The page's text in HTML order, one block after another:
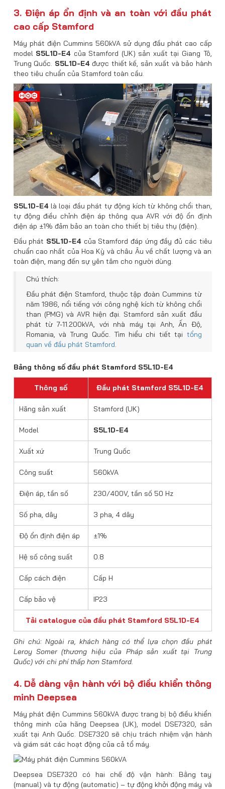
3. Điện áp ổn định và an toàn với đầu phát
cao cấp Stamford
Máy phát điện Cummins 560kVA sử dụng đầu phát cao cấp
model S5L1D-E4 của Stamford (UK) sản xuất tại Giang Tô,
Trung Quốc. S5L1D-E4được thiết kế, sản xuất và bảo hành
theo tiêu chuẩn của Stamford toàn cầu.
S5L1D-E4là loại đầu phát tự động kích từ không chổi than,
tự động điều chỉnh điện áp thông qua AVR với độ ổn định
điện áp ±1% đảm bảo an toàn cho thiết bị tiêu thụ (điện).
Đầu phát S5L1D-E4của Stamford đáp ứng đầy đủ các tiêu
chuẩn cao nhất của Hoa Kỳ và châu Âu về chất lượng và an
toàn điện, mang đến sự yên tâm cho người dùng.
Chú thích:
Đầu phát điện Stamford, thuộc tập đoàn Cummins từ
năm 1986, nổi tiếng với công nghệ kích từ không chổi
than (PMG) và AVR hiện đại. Stamford sản xuất đầu
phát từ 7-11.200kVA, với nhà máy tại Anh, Ấn Độ,
Romania, và Trung Quốc. Tìm hiểu chi tiết tại tổng
quan về đầu phát Stamford.
Bảng thông số đầu phát Stamford S5L1D-E4
Thông số Đầu phát Stamford S5L1D-E4
Hãng sản xuất Stamford (UK)
Model S5L1D-E4
Xuất xứ Trung Quốc
Công suất 560kVA
Điện áp, tần số 230/400V, tần số 50 Hz
Số pha, dây 3 pha, 4 dây
Độ ổn định điện áp ±1%
Hệ số công suất 0.8
Cấp cách điện Cấp H
Cấp bảo vệ IP23
Tải catalogue của đầu phát Stamford S5L1D-E4
Ghi chú: Ngoài ra, khách hàng có thể lựa chọn đầu phát
Leroy Somer (thương hiệu của Pháp sản xuất tại Trung
Quốc) với chi phí thấp hơn Stamford.
4. Dễ dàng vận hành với bộ điều khiển thông
minh Deepsea
Máy phát điện Cummins 560kVA được trang bị bộ điều khiển
thông minh của hãng Deepsea (UK), model DSE7320, sản
xuất tại Anh Quốc. DSE7320 sẽ chịu trách nhiệm vận hành
và giám sát các hoạt động của cả tổ máy.
Deepsea DSE7320 có hai chế độ vận hành: Bằng tay
(manual) và tự động (automatic) – tự động khởi động máy và